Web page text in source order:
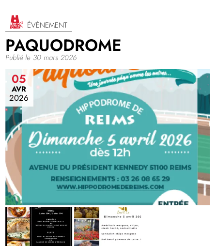
ÉVÈNEMENT
PAQUODROME
Publié le 30 mars 2026
05
AVR
2026
Image